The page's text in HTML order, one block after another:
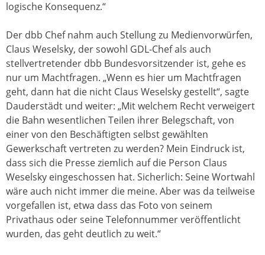
logische Konsequenz.“
Der dbb Chef nahm auch Stellung zu Medienvorwürfen,
Claus Weselsky, der sowohl GDL-Chef als auch
stellvertretender dbb Bundesvorsitzender ist, gehe es
nur um Machtfragen. „Wenn es hier um Machtfragen
geht, dann hat die nicht Claus Weselsky gestellt“, sagte
Dauderstädt und weiter: „Mit welchem Recht verweigert
die Bahn wesentlichen Teilen ihrer Belegschaft, von
einer von den Beschäftigten selbst gewählten
Gewerkschaft vertreten zu werden? Mein Eindruck ist,
dass sich die Presse ziemlich auf die Person Claus
Weselsky eingeschossen hat. Sicherlich: Seine Wortwahl
wäre auch nicht immer die meine. Aber was da teilweise
vorgefallen ist, etwa dass das Foto von seinem
Privathaus oder seine Telefonnummer veröffentlicht
wurden, das geht deutlich zu weit.“